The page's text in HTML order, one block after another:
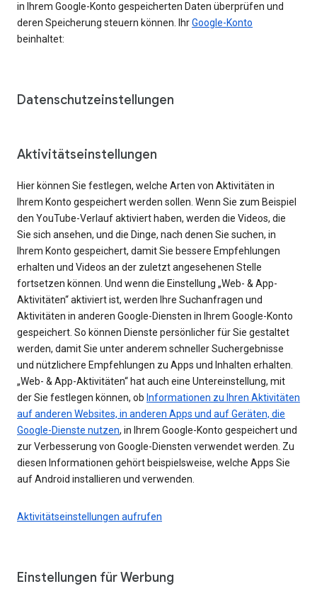
in Ihrem Google-Konto gespeicherten Daten überprüfen und
deren Speicherung steuern können. IhrGoogle-Konto
beinhaltet:
Datenschutzeinstellungen
Aktivitätseinstellungen
Hier können Sie festlegen, welche Arten von Aktivitäten in
Ihrem Konto gespeichert werden sollen. Wenn Sie zum Beispiel
den YouTube-Verlauf aktiviert haben, werden die Videos, die
Sie sich ansehen, und die Dinge, nach denen Sie suchen, in
Ihrem Konto gespeichert, damit Sie bessere Empfehlungen
erhalten und Videos an der zuletzt angesehenen Stelle
fortsetzen können. Und wenn die Einstellung „Web- & App-
Aktivitäten“ aktiviert ist, werden Ihre Suchanfragen und
Aktivitäten in anderen Google-Diensten in Ihrem Google-Konto
gespeichert. So können Dienste persönlicher für Sie gestaltet
werden, damit Sie unter anderem schneller Suchergebnisse
und nützlichere Empfehlungen zu Apps und Inhalten erhalten.
„Web- & App-Aktivitäten“ hat auch eine Untereinstellung, mit
der Sie festlegen können, ob Informationen zu Ihren Aktivitäten
auf anderen Websites, in anderen Apps und auf Geräten, die
Google-Dienste nutzen, in Ihrem Google-Konto gespeichert und
zur Verbesserung von Google-Diensten verwendet werden. Zu
diesen Informationen gehört beispielsweise, welche Apps Sie
auf Android installieren und verwenden.
Aktivitätseinstellungen aufrufen
Einstellungen für Werbung